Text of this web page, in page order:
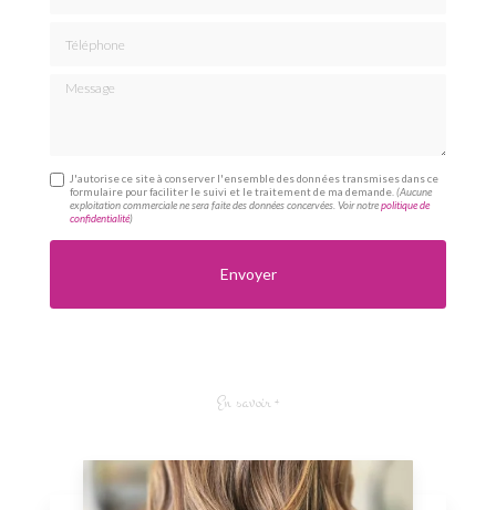
Message
J'autorise ce site à conserver l'ensemble des données transmises dans ce
formulaire pour faciliter le suivi et le traitement de ma demande.(Aucune
exploitation commerciale ne sera faite des données concervées. Voir notrepolitique de
confidentialité)
En savoir +